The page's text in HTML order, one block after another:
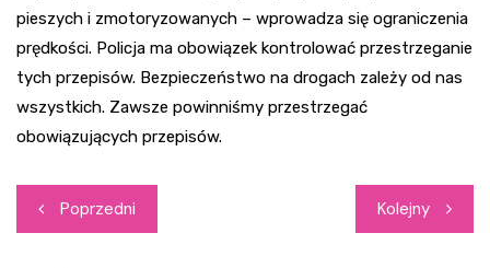
pieszych i zmotoryzowanych – wprowadza się ograniczenia
prędkości. Policja ma obowiązek kontrolować przestrzeganie
tych przepisów. Bezpieczeństwo na drogach zależy od nas
wszystkich. Zawsze powinniśmy przestrzegać
obowiązujących przepisów.
Nawigacja
wpisu
Poprzedni Kolejny